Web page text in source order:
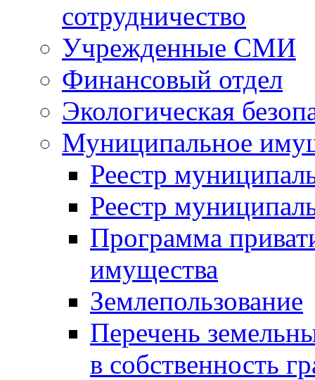
сотрудничество
Учрежденные СМИ
Финансовый отдел
Экологическая
Муниципальное
Реестр
Реестр
Программа
имущества
Землепользование
Перечень
в собственность